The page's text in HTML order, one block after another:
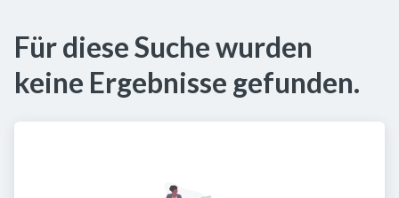
Für diese Suche wurden
keine Ergebnisse gefunden.